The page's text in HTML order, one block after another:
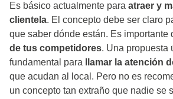
Es básico actualmente para atraer y
clientela. El concepto debe ser claro
que saber dónde están. Es importante
de tus competidores. Una propuesta
fundamental para llamar la atención
que acudan al local. Pero no es
un concepto tan extraño que nadie se